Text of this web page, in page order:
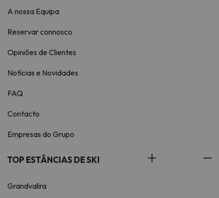
A nossa Equipa
Reservar connosco
Opiniões de Clientes
Notícias e Novidades
FAQ
Contacto
Empresas do Grupo
TOP ESTÂNCIAS DE SKI
Grandvalira